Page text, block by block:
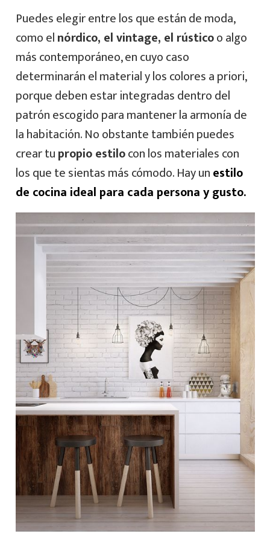
Puedes elegir entre los que están de moda,
como elnórdico, el vintage, el rústicoo algo
más contemporáneo, en cuyo caso
determinarán el material y los colores a priori,
porque deben estar integradas dentro del
patrón escogido para mantener la armonía de
la habitación. No obstante también puedes
crear tupropio estilocon los materiales con
los que te sientas más cómodo. Hay unestilo
de cocina ideal para cada persona y gusto.